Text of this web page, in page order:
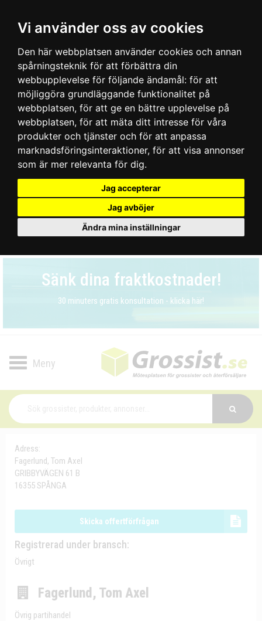
Vi använder oss av cookies
Den här webbplatsen använder cookies och annan
spårningsteknik för att förbättra din
webbupplevelse för följande ändamål: för att
möjliggöra grundläggande funktionalitet på
webbplatsen, för att ge en bättre upplevelse på
webbplatsen, för att mäta ditt intresse för våra
produkter och tjänster och för att anpassa
marknadsföringsinteraktioner, för att visa annonser
som är mer relevanta för dig.
Jag accepterar
Jag avböjer
Ändra mina inställningar
Sänk dina fraktkostnader!
30 minuters gratis konsultation - klicka här!
Toggle
Adress:
Fagerlund, Tom Axel
GRIBBYVÄGEN 61 B
16355 SPÅNGA
Skicka offertförfrågan
Registrerad under bransch:
Övrigt
Fagerlund, Tom Axel
Övrig partihandel